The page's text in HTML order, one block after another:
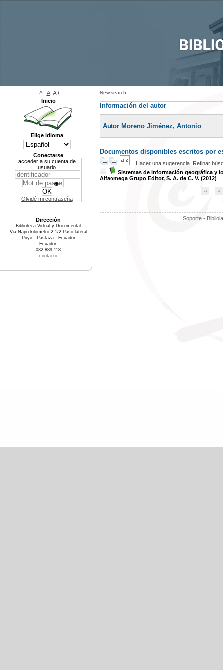
New search
Información del autor
Autor Moreno Jiménez, Antonio
Documentos disponibles escritos por
Hacer una sugerencia Refinar
Sistemas de información geográfica y
Alfaomega Grupo Editor, S. A. de C. V. (2012)
Soporte -
A- A A+
Inicio
Elige idioma
Conectarse
acceder a su cuenta de
usuario
Olvidé mi contraseña
Dirección
Biblioteca Virtual y Documental
Via Napo kilometro 2 1/2 Paso lateral
Puyo - Pastaza - Ecuador
Ecuador
032 889 118
contacto